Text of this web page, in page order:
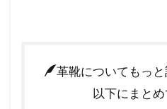
革靴についてもっ
以下にまとめ